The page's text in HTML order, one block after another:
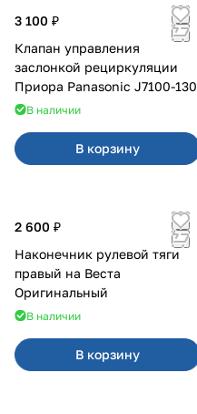
3 100 ₽
Клапан управления
заслонкой рециркуляции
Приора Panasonic J7100-130
В наличии
В корзину
2 600 ₽
Наконечник рулевой тяги
правый на Веста
Оригинальный
В наличии
В корзину